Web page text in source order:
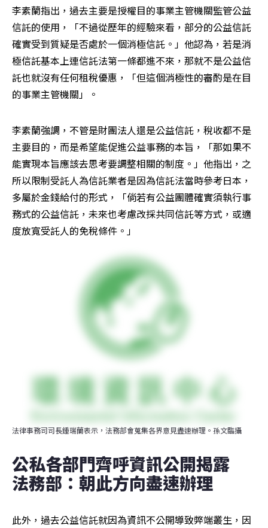
李素蘭指出，過去主要是授權目的事業主管機關監管公益
信託的使用，「不過從歷年的經驗來看，部分的公益信託
確實受到質疑是否處於一個消極信託。」他認為，若是消
極信託基本上連信託法第一條都進不來，那就不是公益信
託也就沒有任何租稅優惠，「但這個消極性的審酌是在目
的事業主管機關」。
李素蘭強調，不管是財團法人還是公益信託，稅收都不是
主要目的，而是希望能促進公益事務的本旨，「那如果不
能實現本旨應該去思考要調整相關的制度。」他指出，之
所以限制受託人為信託業者是因為信託法當時參考日本，
多屬於金錢給付的形式，「倘若有公益團體確實須執行事
務式的公益信託，未來也考慮改採共同信託等方式，或適
度放寬受託人的免稅條件。」
法律事務司司長鍾瑞蘭表示，法務部會蒐集各界意見盡速辦理。孫文臨攝
公私各部門齊呼資訊公開揭露
法務部：朝此方向盡速辦理
此外，過去公益信託就因為資訊不公開導致弊端叢生，因